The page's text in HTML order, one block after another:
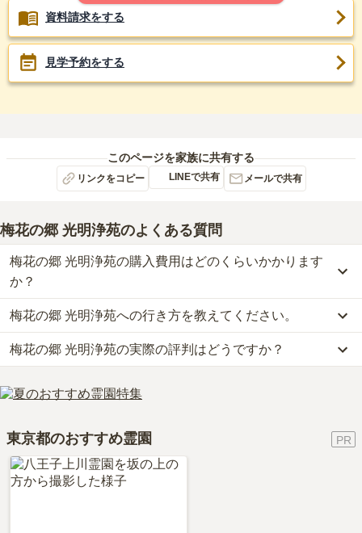
資料請求をする
見学予約をする
このページを家族に共有する
リンクをコピー LINEで共有 メールで共有
梅花の郷 光明浄苑のよくある質問
梅花の郷 光明浄苑の購入費用はどのくらいかかります
か？
梅花の郷 光明浄苑では、一般墓が約114.3万円からお求めいただけ
ます。
なお、梅花の郷 光明浄苑がある東京都の相場は、一般墓が約168万
円（墓石代別途）です。
お墓は、価格が高いものがよい、安いものが悪い、という訳ではあ
梅花の郷 光明浄苑への行き方を教えてください。
公共交通機関の場合、JR・小田急「町田駅」から徒歩約15分・小
田急バス「熊野神社前バス停」下車徒歩2分です。
車の場合、東名高速道路 「横浜町田インター」から車で約25分で
す。
確認ください。
梅花の郷 光明浄苑の実際の評判はどうですか？
当サイトに寄せられた総合評価は、4点です。特に交通利便性が高
く評価されています。
ども数こそさほどではないがそこそこ満足できる品揃えでいつもそ
こで購入している。」といったお声をいただいております。
東京都のおすすめ霊園